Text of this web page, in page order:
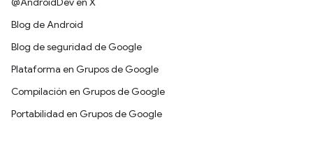
Blog de Android
Blog de seguridad de Google
Plataforma en Grupos de Google
Compilación en Grupos de Google
Portabilidad en Grupos de Google